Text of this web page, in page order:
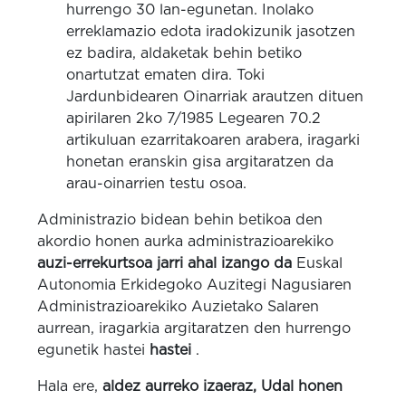
hurrengo 30 lan-egunetan.
Inolako
erreklamazio edota iradokizunik jasotzen
ez badira, aldaketak behin betiko
onartutzat ematen dira. Toki
Jardunbidearen Oinarriak arautzen dituen
apirilaren 2ko 7/1985 Legearen 70.2
artikuluan ezarritakoaren arabera, iragarki
honetan eranskin gisa argitaratzen da
arau-oinarrien testu osoa.
Administrazio bidean behin betikoa den
akordio honen aurka administrazioarekiko
auzi-errekurtsoa jarri ahal izango daEuskal
Autonomia Erkidegoko Auzitegi Nagusiaren
Administrazioarekiko Auzietako Salaren
aurrean, iragarkia argitaratzen den hurrengo
egunetik hastei hastei.
Hala ere, aldez aurreko izaeraz, Udal honen